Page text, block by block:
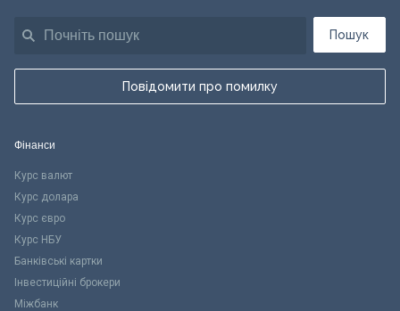
Пошук
Повідомити про помилку
Фінанси
Курс валют
Курс долара
Курс євро
Курс НБУ
Банківські картки
Інвестиційні брокери
Міжбанк